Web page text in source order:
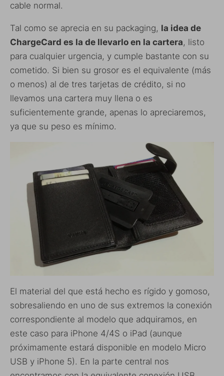
cable normal.
Tal como se aprecia en su packaging, la idea de
ChargeCard es la de llevarlo en la cartera, listo
para cualquier urgencia, y cumple bastante con su
cometido. Si bien su grosor es el equivalente (más
o menos) al de tres tarjetas de crédito, si no
llevamos una cartera muy llena o es
suficientemente grande, apenas lo apreciaremos,
ya que su peso es mínimo.
El material del que está hecho es rígido y gomoso,
sobresaliendo en uno de sus extremos la conexión
correspondiente al modelo que adquiramos, en
este caso para iPhone 4/4S o iPad (aunque
próximamente estará disponible en modelo Micro
USB y iPhone 5). En la parte central nos